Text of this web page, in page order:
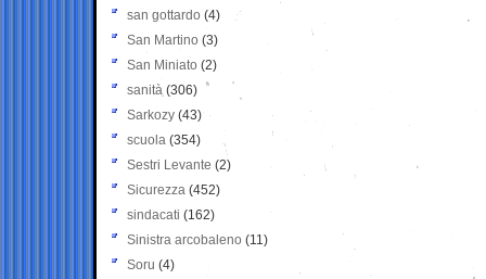
san gottardo (4)
San Martino (3)
San Miniato (2)
sanità (306)
Sarkozy (43)
scuola (354)
Sestri Levante (2)
Sicurezza (452)
sindacati (162)
Sinistra arcobaleno (11)
Soru (4)